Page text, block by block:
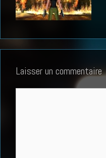
Laisser un commentaire